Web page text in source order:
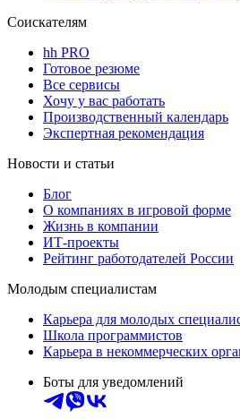
Соискателям
hh PRO
Готовое резюме
Все сервисы
Хочу у вас работать
Производственный календарь
Экспертная рекомендация
Новости и статьи
Блог
О компаниях в игровой форме
Жизнь в компании
ИТ-проекты
Рейтинг работодателей России
Молодым специалистам
Карьера для молодых
Школа программистов
Карьера в некоммерческих
Боты для уведомлений